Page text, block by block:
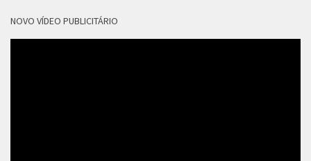
NOVO VÍDEO PUBLICITÁRIO